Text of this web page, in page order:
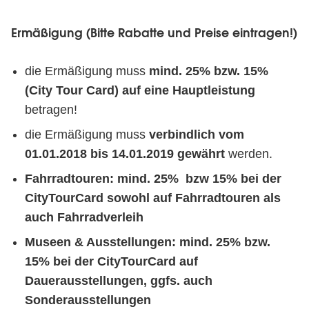
(Bitte
und
Preise
eintragen!)
Ermäßigung (Bitte Rabatte und Preise eintragen!)
die Ermäßigung muss mind. 25% bzw. 15%
(City Tour Card) auf eine Hauptleistung
betragen!
die Ermäßigung muss verbindlich vom
01.01.2018 bis 14.01.2019 gewährt werden.
Fahrradtouren: mind. 25% bzw 15% bei der
CityTourCard sowohl auf Fahrradtouren als
auch Fahrradverleih
Museen & Ausstellungen: mind. 25% bzw.
15% bei der CityTourCard auf
Dauerausstellungen, ggfs. auch
Sonderausstellungen